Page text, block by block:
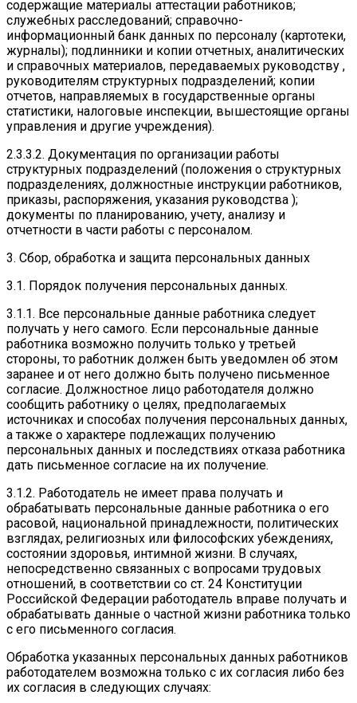
содержащие материалы аттестации работников;
служебных расследований; справочно-
информационный банк данных по персоналу (картотеки,
журналы); подлинники и копии отчетных, аналитических
и справочных материалов, передаваемых руководству ,
руководителям структурных подразделений; копии
отчетов, направляемых в государственные органы
статистики, налоговые инспекции, вышестоящие органы
управления и другие учреждения).
2.3.3.2. Документация по организации работы
структурных подразделений (положения о структурных
подразделениях, должностные инструкции работников,
приказы, распоряжения, указания руководства );
документы по планированию, учету, анализу и
отчетности в части работы с персоналом.
3. Сбор, обработка и защита персональных данных
3.1. Порядок получения персональных данных.
3.1.1. Все персональные данные работника следует
получать у него самого. Если персональные данные
работника возможно получить только у третьей
стороны, то работник должен быть уведомлен об этом
заранее и от него должно быть получено письменное
согласие. Должностное лицо работодателя должно
сообщить работнику о целях, предполагаемых
источниках и способах получения персональных данных,
а также о характере подлежащих получению
персональных данных и последствиях отказа работника
дать письменное согласие на их получение.
3.1.2. Работодатель не имеет права получать и
обрабатывать персональные данные работника о его
расовой, национальной принадлежности, политических
взглядах, религиозных или философских убеждениях,
состоянии здоровья, интимной жизни. В случаях,
непосредственно связанных с вопросами трудовых
отношений, в соответствии со ст. 24 Конституции
Российской Федерации работодатель вправе получать и
обрабатывать данные о частной жизни работника только
с его письменного согласия.
Обработка указанных персональных данных работников
работодателем возможна только с их согласия либо без
их согласия в следующих случаях: